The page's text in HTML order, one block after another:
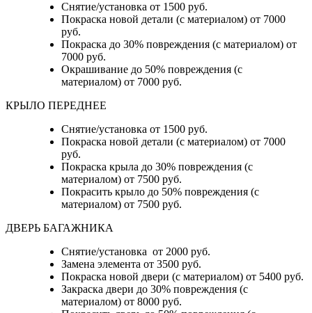
Снятие/установка от 1500 руб.
Покраска новой детали (с материалом) от 7000
руб.
Покраска до 30% повреждения (с материалом) от
7000 руб.
Окрашивание до 50% повреждения (с
материалом) от 7000 руб.
КРЫЛО ПЕРЕДНЕЕ
Снятие/установка от 1500 руб.
Покраска новой детали (с материалом) от 7000
руб.
Покраска крыла до 30% повреждения (с
материалом) от 7500 руб.
Покрасить крыло до 50% повреждения (с
материалом) от 7500 руб.
ДВЕРЬ БАГАЖНИКА
Снятие/установка от 2000 руб.
Замена элемента от 3500 руб.
Покраска новой двери (с материалом) от 5400 руб.
Закраска двери до 30% повреждения (с
материалом) от 8000 руб.